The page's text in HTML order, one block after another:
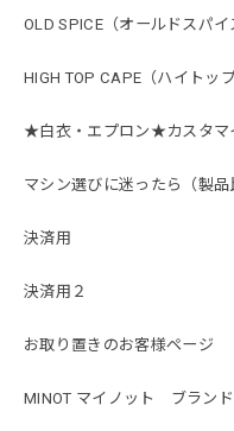
OLD SPICE（オールドスパ
HIGH TOP CAPE（ハイトッ
★白衣・エプロン★カスタマ
マシン選びに迷ったら（製品
決済用
決済用２
お取り置きのお客様ページ
MINOT マイノット ブランド